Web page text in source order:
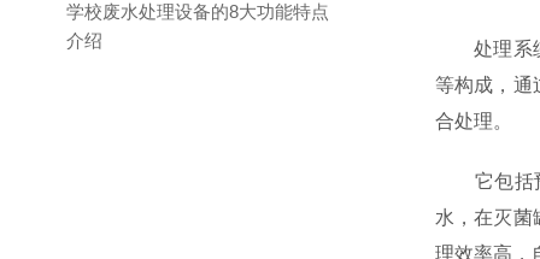
处理系统
等构成，通
合处理。
它包括预
水，在灭菌
理效率高，
学校废水处理设备的8大功能特点
介绍